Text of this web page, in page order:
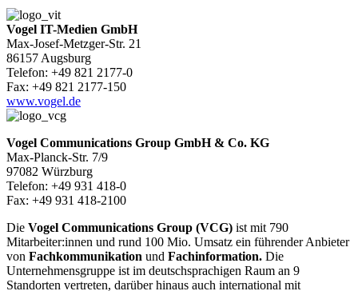
Vogel IT-Medien GmbH
Max-Josef-Metzger-Str. 21
86157 Augsburg
Telefon: +49 821 2177-0
Fax: +49 821 2177-150
www.vogel.de
Vogel Communications Group GmbH & Co. KG
Max-Planck-Str. 7/9
97082 Würzburg
Telefon: +49 931 418-0
Fax: +49 931 418-2100
Die Vogel Communications Group (VCG) ist mit 790
Mitarbeiter:innen und rund 100 Mio. Umsatz ein führender Anbieter
von Fachkommunikation und Fachinformation. Die
Unternehmensgruppe ist im deutschsprachigen Raum an 9
Standorten vertreten, darüber hinaus auch international mit